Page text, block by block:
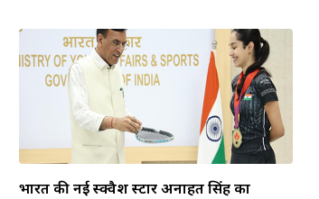
भारत की नई स्क्वैश स्टार अनाहत सिंह का